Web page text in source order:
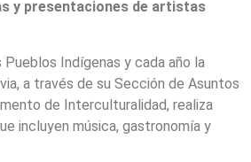
y presentaciones de artistas
Indígenas y cada año la
a través de su Sección de Asuntos
de Interculturalidad, realiza
incluyen música, gastronomía y